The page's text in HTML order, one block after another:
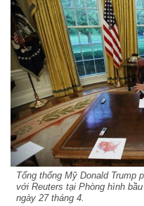
Tổng thống Mỹ Donald Trump
với Reuters tại Phòng hình
ngày 27 tháng 4.